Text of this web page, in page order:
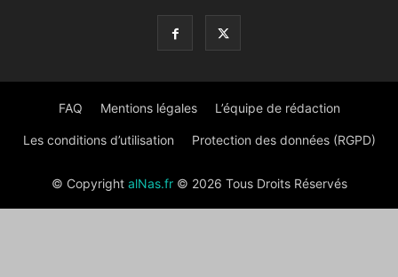
FAQ Mentions légales L’équipe de rédaction
Les conditions d’utilisation Protection des données (RGPD)
© Copyright alNas.fr© 2026 Tous Droits Réservés